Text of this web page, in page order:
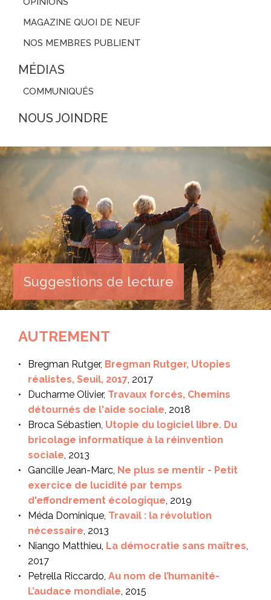
MAGAZINE QUOI DE NEUF
NOS MEMBRES PUBLIENT
MÉDIAS
COMMUNIQUÉS
NOUS JOINDRE
Suggestions de lecture
AUTREMENT
Bregman Rutger, Bregman Rutger, Utopies
réalistes, Seuil, 2017, 2017
Ducharme Olivier, Travaux forcés, Chemins
détournés de l'aide sociale, 2018
Broca Sébastien, Utopie du logiciel libre. Du
bricolage informatique à la réinvention
sociale, 2013
Gancille Jean-Marc, Ne plus se mentir - Petit
exercice de lucidité par temps
d'effondrement écologique, 2019
Méda Dominique, Travail : la révolution
nécessaire, 2013
Niango Matthieu, La démocratie sans maîtres,
2017
Petrella Riccardo, Au nom de l’humanité-
L’audace mondiale, 2015